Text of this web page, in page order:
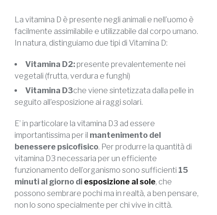
La vitamina D è presente negli animali e nell’uomo è
facilmente assimilabile e utilizzabile dal corpo umano.
In natura, distinguiamo due tipi di Vitamina D:
Vitamina D2: presente prevalentemente nei
vegetali (frutta, verdura e funghi)
Vitamina D3che viene sintetizzata dalla pelle in
seguito all’esposizione ai raggi solari.
E’ in particolare la vitamina D3 ad essere
importantissima per il mantenimento del
benessere psicofisico. Per produrre la quantità di
vitamina D3 necessaria per un efficiente
funzionamento dell’organismo sono sufficienti 15
minuti al giorno di esposizione al sole, che
possono sembrare pochi ma in realtà, a ben pensare,
non lo sono specialmente per chi vive in città.